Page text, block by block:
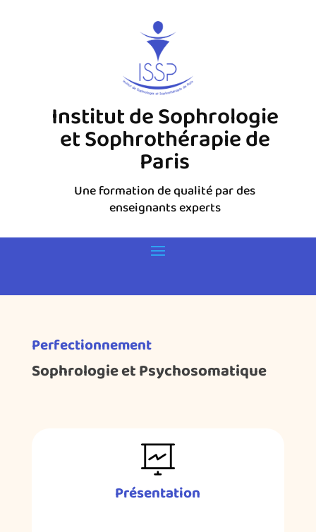
Institut de Sophrologie
et Sophrothérapie de
Paris
Une formation de qualité par des
enseignants experts
Perfectionnement
Sophrologie et Psychosomatique
Présentation